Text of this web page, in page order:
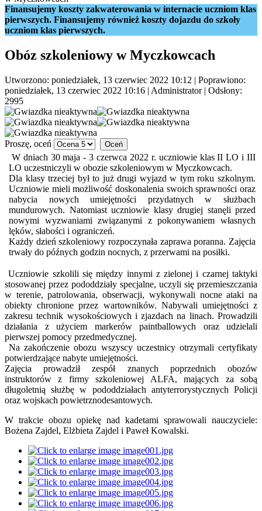
Finansujemy koszty zakwaterowania w internacie uczniom klas
pierwszych. Finansujemy również koszty dojazdu do szkoły
uczniom klas pierwszych.
Obóz szkoleniowy w Myczkowcach
Utworzono: poniedziałek, 13 czerwiec 2022 10:12 | Poprawiono:
poniedziałek, 13 czerwiec 2022 10:16 | Administrator| Odsłony:
2995
Proszę, oceń
W dniach 30 maja - 3 czerwca 2022 r. uczniowie klas II LO i III
LO uczestniczyli w obozie szkoleniowym w Myczkowcach.
Dla klasy trzeciej był to już drugi wyjazd w tym roku szkolnym.
Uczniowie mieli możliwość doskonalenia swoich sprawności oraz
nabycia nowych umiejętności przydatnych w służbach
mundurowych. Natomiast uczniowie klasy drugiej stanęli przed
nowymi wyzwaniami związanymi z pokonywaniem własnych
lęków, słabości i ograniczeń.
Każdy dzień szkoleniowy rozpoczynała zaprawa poranna. Zajęcia
trwały do późnych godzin nocnych, z przerwami na posiłki.
Uczniowie szkolili się między innymi z zielonej i czarnej taktyki
stosowanej przez pododdziały specjalne, uczyli się przemieszczania
w terenie, patrolowania, obserwacji, wykonywali nocne ataki na
obiekty chronione przez wartowników. Nabywali umiejętności z
zakresu technik wysokościowych i zjazdach na linach. Prowadzili
działania z użyciem markerów paintballowych oraz udzielali
pierwszej pomocy przedmedycznej.
Na zakończenie obozu wszyscy uczestnicy otrzymali certyfikaty
potwierdzające nabyte umiejętności.
Zajęcia prowadził zespół znanych poprzednich obozów
instruktorów z firmy szkoleniowej ALFA, mających za sobą
długoletnią służbę w pododdziałach antyterrorystycznych Policji
oraz wojskach powietrznodesantowych.
W trakcie obozu opiekę nad kadetami sprawowali nauczyciele:
Bożena Zajdel, Elżbieta Zajdel i Paweł Kowalski.